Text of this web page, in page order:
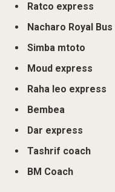
Ratco express
Nacharo Royal Bus
Simba mtoto
Moud express
Raha leo express
Bembea
Dar express
Tashrif coach
BM Coach